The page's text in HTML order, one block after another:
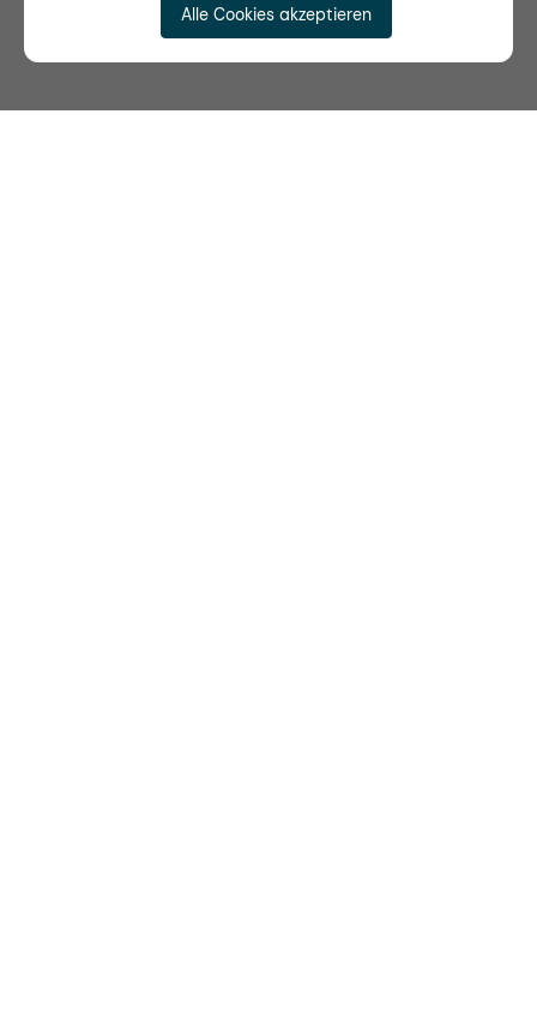
Alle Cookies akzeptieren